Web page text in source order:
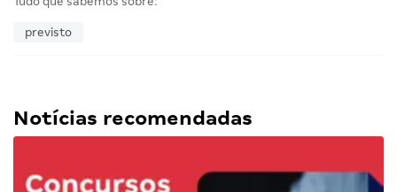
previsto
Notícias recomendadas